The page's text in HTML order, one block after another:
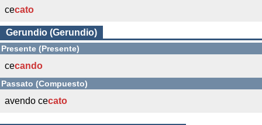
cecato
Gerundio (Gerundio)
Presente (Presente)
cecando
Passato (Compuesto)
avendo cecato